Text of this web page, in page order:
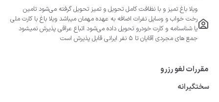
ویلا باغ تمیز و با نظافت کامل تحویل و تمیز تحویل گرفته می‌شود تامین
رخت خواب و وسایل نفرات اضافه به عهده مهمان میباشد ویلا باغ با کارت ملی
یا شناسنامه و کارت خودرو تحویل داده می‌شود اتباع عراقی پذیرش نمیشود
جمع های مجردی آقایان تا ۵ نفر ایرانی قابل پذیرش است
مقررات لغو رزرو
سختگیرانه